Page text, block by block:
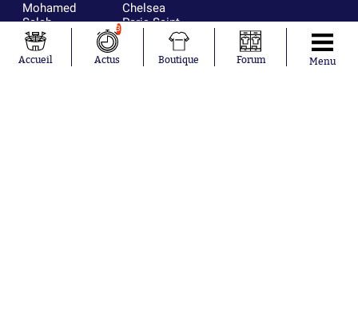
Mohamed
Salah
Mykhailo
Mudryk
Neymar
Chelsea
Paris Saint-
Olympique
Accueil
3
Actus Boutique Forum Menu